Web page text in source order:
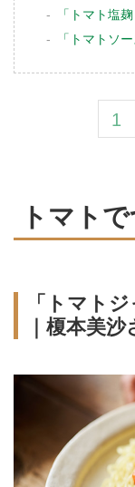
「トマト塩
「トマトソ
1
トマト
「トマト
｜榎本美沙